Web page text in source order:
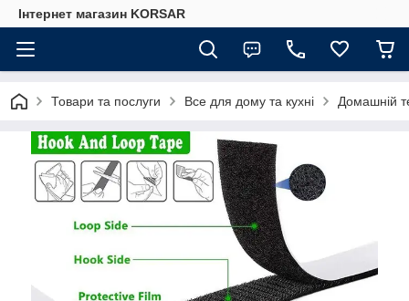
Iнтернет магазин KORSAR
Товари та послуги Все для дому та кухні Домашній